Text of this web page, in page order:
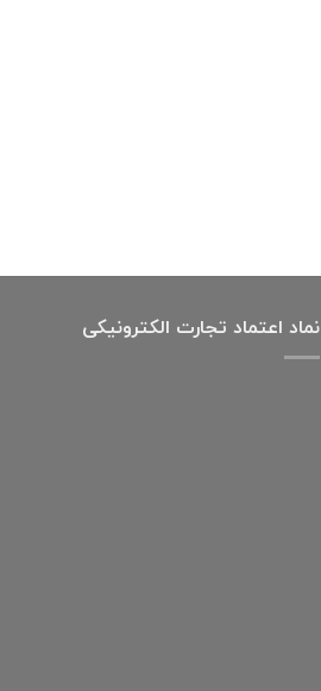
نماد اعتماد تجارت الكترونیكی